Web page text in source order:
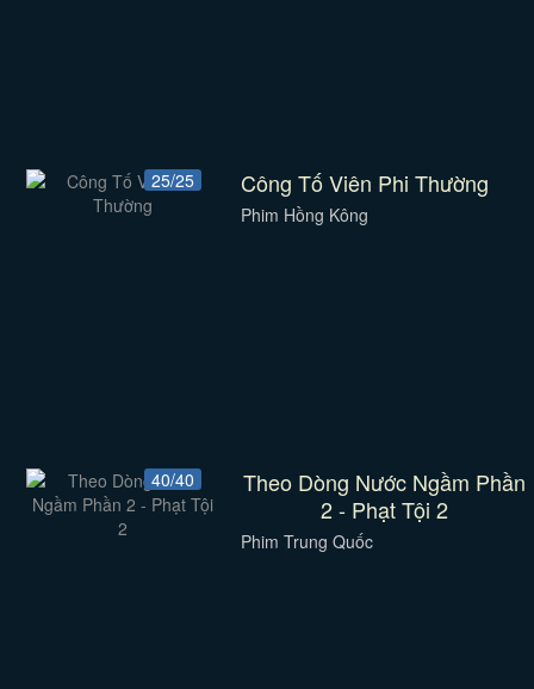
25/25 Công Tố Viên Phi Thường
Phim Hồng Kông
40/40
Theo Dòng Nước Ngầm Phần
2 - Phạt Tội 2
Phim Trung Quốc